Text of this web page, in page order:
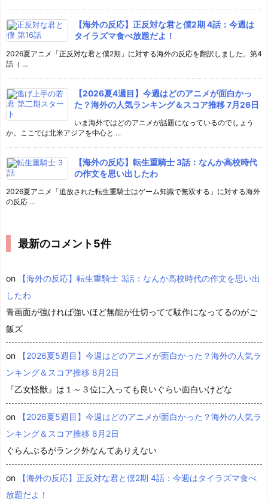
【海外の反応】正反対な君と僕2期 4話：今週は
タイラズマ食べ放題だよ！
2026夏アニメ「正反対な君と僕2期」に対する海外の反応を翻訳しました。第4
話（ ...
【2026夏4週目】今週はどのアニメが面白かっ
た？海外の人気ランキング＆スコア推移 7月26日
いま海外ではどのアニメが話題になっているのでしょう
か。ここでは北米アジアを中心と ...
【海外の反応】転生重騎士 3話：なんか高校時代
の作文を思い出したわ
2026夏アニメ「追放された転生重騎士はゲーム知識で無双する」に対する海外
の反応 ...
最新のコメント5件
on
【海外の反応】転生重騎士 3話：なんか高校時代の作文を思い出
したわ
青画面が強ければ強いほど無能が仕切ってて駄作になってるのがご
飯ズ
on
【2026夏5週目】今週はどのアニメが面白かった？海外の人気ラ
ンキング＆スコア推移 8月2日
『乙女怪獣』は１～３位に入っても良いぐらい面白いけどな
on
【2026夏5週目】今週はどのアニメが面白かった？海外の人気ラ
ンキング＆スコア推移 8月2日
ぐらんぶるがランク外なんてありえない
on
【海外の反応】正反対な君と僕2期 4話：今週はタイラズマ食べ
放題だよ！